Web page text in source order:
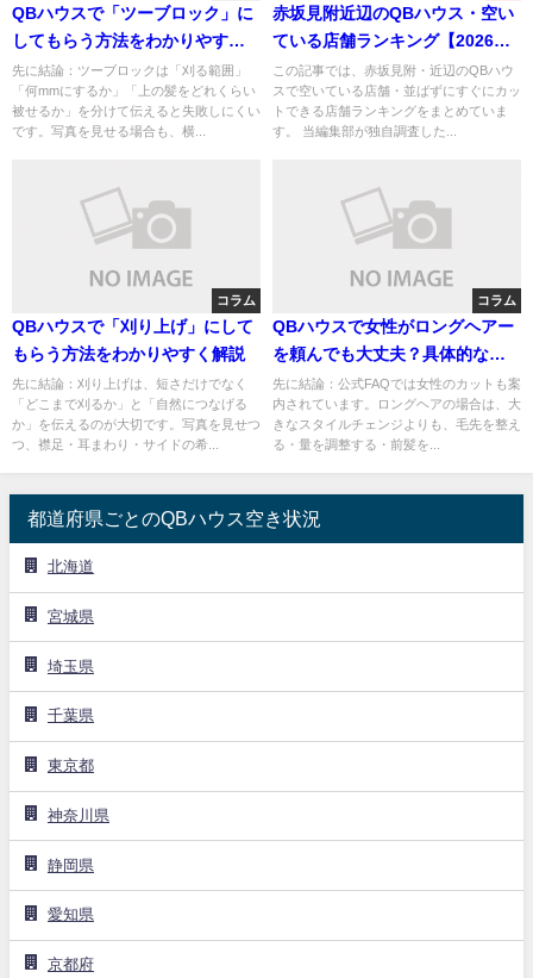
QBハウスで「ツーブロック」に
してもらう方法をわかりやすく
解説
先に結論：ツーブロックは「刈る範囲」
「何mmにするか」「上の髪をどれくらい
被せるか」を分けて伝えると失敗しにくい
です。写真を見せる場合も、横...
赤坂見附近辺のQBハウス・空い
ている店舗ランキング【2026年6
月】
この記事では、赤坂見附・近辺のQBハウ
スで空いている店舗・並ばずにすぐにカッ
トできる店舗ランキングをまとめていま
す。 当編集部が独自調査した...
コラム
QBハウスで「刈り上げ」にして
もらう方法をわかりやすく解説
先に結論：刈り上げは、短さだけでなく
「どこまで刈るか」と「自然につなげる
か」を伝えるのが大切です。写真を見せつ
つ、襟足・耳まわり・サイドの希...
コラム
QBハウスで女性がロングヘアー
を頼んでも大丈夫？具体的な頼
み方を解説
先に結論：公式FAQでは女性のカットも案
内されています。ロングヘアの場合は、大
きなスタイルチェンジよりも、毛先を整え
る・量を調整する・前髪を...
都道府県ごとのQBハウス空き状況
北海道
宮城県
埼玉県
千葉県
東京都
神奈川県
静岡県
愛知県
京都府